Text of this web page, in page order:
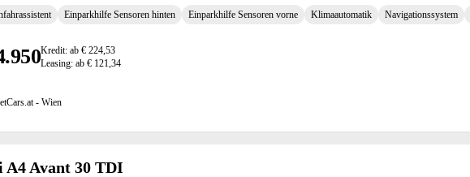
Einparkhilfe Sensoren hinten Einparkhilfe Sensoren vorne Klimaautomatik Navigationssystem
Kredit: ab € 224,53
Leasing: ab € 121,34
- Wien
A4 Avant 30 TDI